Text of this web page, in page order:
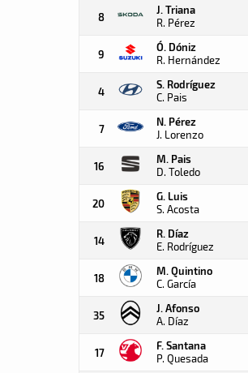
8
J. Triana
R. Pérez
9
Ó. Dóniz
R. Hernández
4
S. Rodríguez
C. Pais
7
N. Pérez
J. Lorenzo
16
M. Pais
D. Toledo
20
G. Luis
S. Acosta
14
R. Díaz
E. Rodríguez
18
M. Quintino
C. García
35
J. Afonso
A. Díaz
17
F. Santana
P. Quesada